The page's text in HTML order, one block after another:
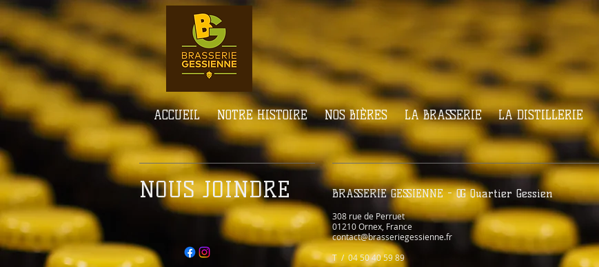
ACCUEIL NOTRE HISTOIRE NOS BIÈRES LA BRASSERIE LA DISTILLERIE
NOUS JOINDRE BRASSERIE GESSIENNE - QG Quartier Gessien
308 rue de Perruet
01210 Ornex, France
contact@brasseriegessienne.fr
T / 04 50 40 59 89